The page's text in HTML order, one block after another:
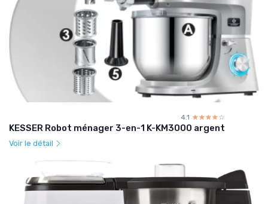
4.1 ☆☆☆☆☆
★★★★★
KESSER Robot ménager 3-en-1 K-KM3000 argent
Voir le détail